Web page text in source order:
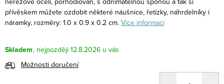
přívěskem můžete ozdobit některé náušnice, řetízky, náhrdelníky i
náramky, rozměry: 1.0 x 0.9 x 0.2 cm. Více informací
Skladem
12.8.2026
Možnosti doručení